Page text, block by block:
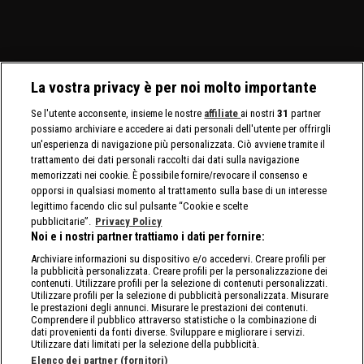
La vostra privacy è per noi molto importante
Se l'utente acconsente, insieme le nostre affiliate ai nostri31 partner
possiamo archiviare e accedere ai dati personali dell'utente per offrirgli
un'esperienza di navigazione più personalizzata. Ciò avviene tramite il
trattamento dei dati personali raccolti dai dati sulla navigazione
memorizzati nei cookie. È possibile fornire/revocare il consenso e
opporsi in qualsiasi momento al trattamento sulla base di un interesse
legittimo facendo clic sul pulsante “Cookie e scelte
pubblicitarie”. Privacy Policy
Noi e i nostri partner trattiamo i dati per fornire:
Archiviare informazioni su dispositivo e/o accedervi. Creare profili per
la pubblicità personalizzata. Creare profili per la personalizzazione dei
contenuti. Utilizzare profili per la selezione di contenuti personalizzati.
Utilizzare profili per la selezione di pubblicità personalizzata. Misurare
le prestazioni degli annunci. Misurare le prestazioni dei contenuti.
Comprendere il pubblico attraverso statistiche o la combinazione di
dati provenienti da fonti diverse. Sviluppare e migliorare i servizi.
Utilizzare dati limitati per la selezione della pubblicità.
Elenco dei partner (fornitori)